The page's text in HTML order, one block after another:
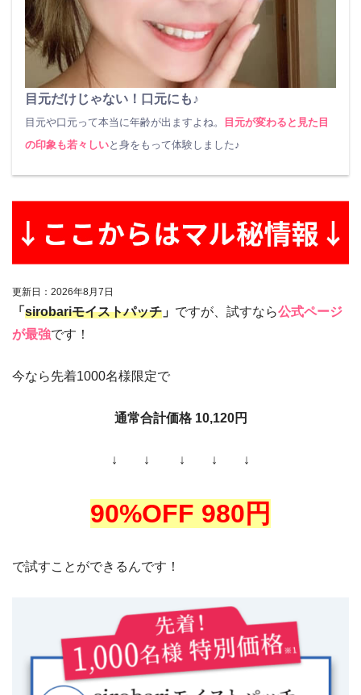
目元だけじゃない！口元にも♪
目元や口元って本当に年齢が出ますよね。
目元が変わると見た目
の印象も若々しいと身をもって体験しました♪
更新日： 2026年8月 7 日
「 sirobariモイストパッチ 」 ですが、試すなら公式ページ
が最強です！
今なら先着1000名様限定で
通常合計価格 10,120円
↓ ↓ ↓ ↓ ↓
90%OFF 980円
で試すことができるんです！